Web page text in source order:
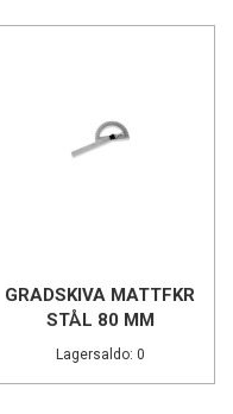
GRADSKIVA MATTFKR
STÅL 80 MM
Lagersaldo: 0